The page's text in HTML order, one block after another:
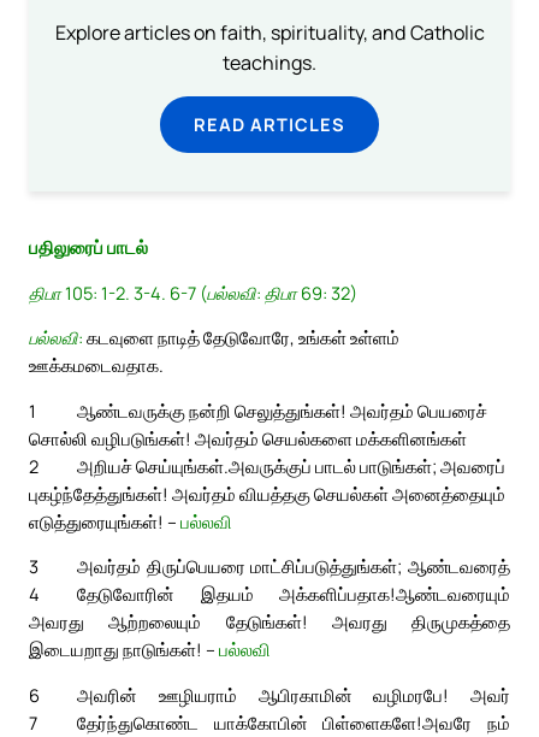
Explore articles on faith, spirituality, and Catholic
teachings.
READ ARTICLES
பதிலுரைப் பாடல்
திபா 105: 1-2. 3-4. 6-7 (பல்லவி: திபா 69: 32)
பல்லவி: கடவுளை நாடித் தேடுவோரே, உங்கள் உள்ளம்
ஊக்கமடைவதாக.
1
ஆண்டவருக்கு நன்றி செலுத்துங்கள்! அவர்தம் பெயரைச்
சொல்லி வழிபடுங்கள்! அவர்தம் செயல்களை மக்களினங்கள்
அறியச் செய்யுங்கள்.
2
அவருக்குப் பாடல் பாடுங்கள்; அவரைப்
புகழ்ந்தேத்துங்கள்! அவர்தம் வியத்தகு செயல்கள் அனைத்தையும்
எடுத்துரையுங்கள்! – பல்லவி
3
அவர்தம் திருப்பெயரை மாட்சிப்படுத்துங்கள்; ஆண்டவரைத்
தேடுவோரின் இதயம் அக்களிப்பதாக!
4
ஆண்டவரையும்
அவரது ஆற்றலையும் தேடுங்கள்! அவரது திருமுகத்தை
இடையறாது நாடுங்கள்! – பல்லவி
6
அவரின் ஊழியராம் ஆபிரகாமின் வழிமரபே! அவர்
தேர்ந்துகொண்ட யாக்கோபின் பிள்ளைகளே!
7 அவரே நம்